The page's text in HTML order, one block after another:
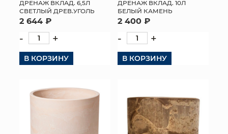
ДРЕНАЖ ВКЛАД. 6,5Л
СВЕТЛЫЙ ДРЕВ.УГОЛЬ
2 644 ₽
- +
В КОРЗИНУ
ДРЕНАЖ ВКЛАД. 10Л
БЕЛЫЙ КАМЕНЬ
2 400 ₽
- +
В КОРЗИНУ